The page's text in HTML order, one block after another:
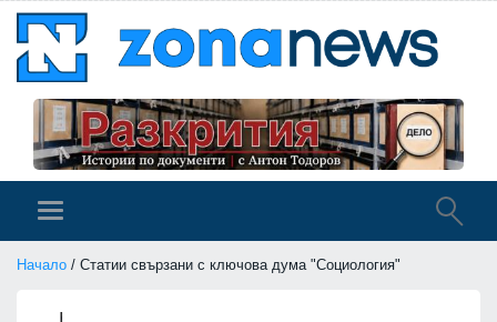
Начало / Статии свързани с ключова дума "Социология"